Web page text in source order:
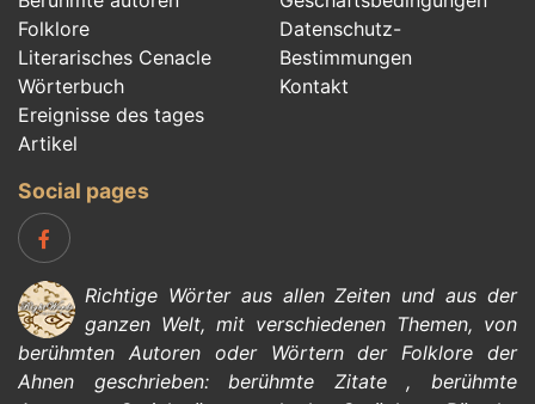
Folklore
Literarisches Cenacle
Wörterbuch
Ereignisse des tages
Artikel
Datenschutz-
Bestimmungen
Kontakt
Social pages
Richtige Wörter aus allen Zeiten und aus der
ganzen Welt, mit verschiedenen Themen, von
berühmten Autorenoder Wörtern der Folklore der
Ahnen geschrieben: berühmte Zitate, berühmte